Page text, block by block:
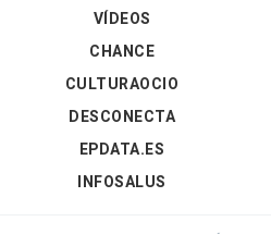
VÍDEOS
CHANCE
CULTURAOCIO
DESCONECTA
EPDATA.ES
INFOSALUS